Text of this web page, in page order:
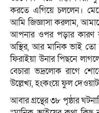
করতে এগিয়ে চললেন।
আমি জিজ্ঞাসা করলাম,
আপনার ওপর পড়ার কারণ
অস্থির, আর মানিক ভাই তো
ফিরাইয়া উনার পিছনে
বেচারা ভদ্রলোক রাগে
উল্লেখ্য, হংকংয়ে ফুল
আবার গ্রন্থের ৩৮ পৃষ্ঠার